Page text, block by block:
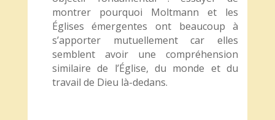
montrer pourquoi Moltmann et les
Églises émergentes ont beaucoup à
s’apporter mutuellement car elles
semblent avoir une compréhension
similaire de l’Église, du monde et du
travail de Dieu là-dedans.